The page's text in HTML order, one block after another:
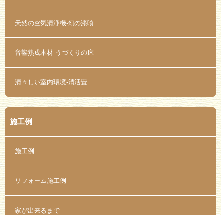
天然の空気清浄機-幻の漆喰
音響熟成木材-うづくりの床
清々しい室内環境-清活畳
施工例
施工例
リフォーム施工例
家が出来るまで